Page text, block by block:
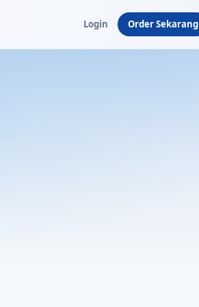
Login Order Sekarang